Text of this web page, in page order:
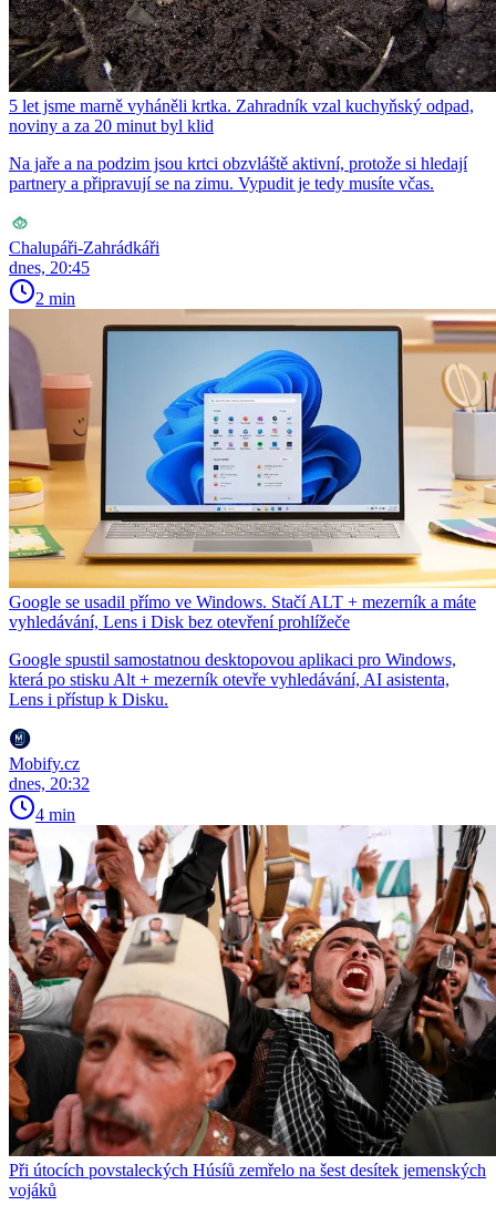
5 let jsme marně vyháněli krtka. Zahradník vzal kuchyňský odpad,
noviny a za 20 minut byl klid
Na jaře a na podzim jsou krtci obzvláště aktivní, protože si hledají
partnery a připravují se na zimu. Vypudit je tedy musíte včas.
Chalupáři-Zahrádkáři
dnes, 20:45
2 min
Google se usadil přímo ve Windows. Stačí ALT + mezerník a máte
vyhledávání, Lens i Disk bez otevření prohlížeče
Google spustil samostatnou desktopovou aplikaci pro Windows,
která po stisku Alt + mezerník otevře vyhledávání, AI asistenta,
Lens i přístup k Disku.
Mobify.cz
dnes, 20:32
4 min
Při útocích povstaleckých Húsíů zemřelo na šest desítek jemenských
vojáků